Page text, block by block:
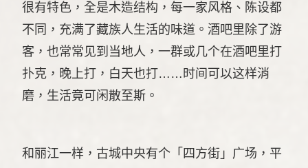
很有特色，全是木造结构，每一家风格、陈设都
不同，充满了藏族人生活的味道。酒吧里除了游
客，也常常见到当地人，一群或几个在酒吧里打
扑克，晚上打，白天也打……时间可以这样消
磨，生活竟可闲散至斯。
和丽江一样，古城中央有个「四方街」广场，平